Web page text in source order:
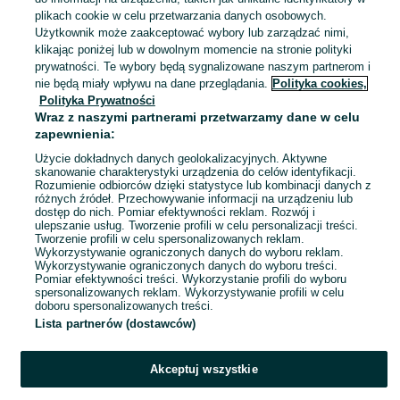
24 lipca 2026
S / 36 Inny
Boohoo
Poliester
Moda
Świecie
24 lipca 2026
M / 38 Bawełna
1 2 3 4
plikach cookie w celu przetwarzania danych osobowych.
Użytkownik może zaakceptować wybory lub zarządzać nimi,
klikając poniżej lub w dowolnym momencie na stronie polityki
prywatności. Te wybory będą sygnalizowane naszym partnerom i
nie będą miały wpływu na dane przeglądania. Polityka cookies,
Polityka Prywatności
Wraz z naszymi partnerami przetwarzamy dane w celu
zapewnienia:
Użycie dokładnych danych geolokalizacyjnych. Aktywne
skanowanie charakterystyki urządzenia do celów identyfikacji.
Rozumienie odbiorców dzięki statystyce lub kombinacji danych z
różnych źródeł. Przechowywanie informacji na urządzeniu lub
dostęp do nich. Pomiar efektywności reklam. Rozwój i
ulepszanie usług. Tworzenie profili w celu personalizacji treści.
Tworzenie profili w celu spersonalizowanych reklam.
Wykorzystywanie ograniczonych danych do wyboru reklam.
Wykorzystywanie ograniczonych danych do wyboru treści.
Pomiar efektywności treści. Wykorzystanie profili do wyboru
spersonalizowanych reklam. Wykorzystywanie profili w celu
doboru spersonalizowanych treści.
Lista partnerów (dostawców)
Akceptuj wszystkie